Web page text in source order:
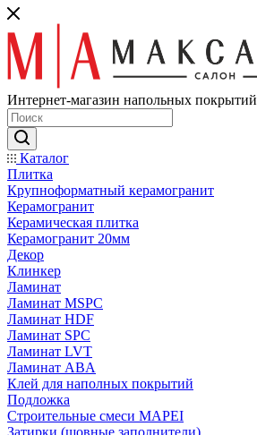
Интернет-магазин напольных покрытий
Каталог
Плитка
Крупноформатный керамогранит
Керамогранит
Керамическая плитка
Керамогранит 20мм
Декор
Клинкер
Ламинат
Ламинат MSPC
Ламинат HDF
Ламинат SPC
Ламинат LVT
Ламинат ABA
Клей для наполных покрытий
Подложка
Строительные смеси MAPEI
Затирки (шовные заполнители)